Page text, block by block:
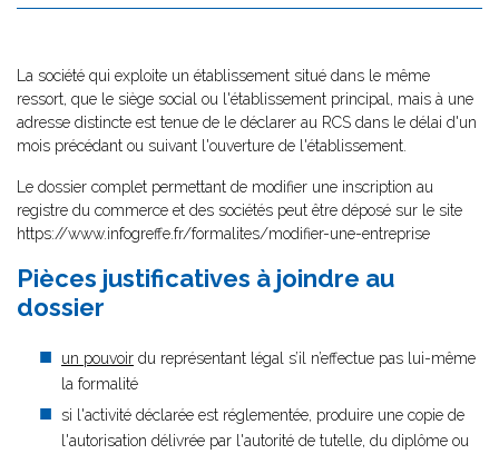
La société qui exploite un établissement situé dans le même
ressort, que le siège social ou l'établissement principal, mais à une
adresse distincte est tenue de le déclarer au RCS dans le délai d'un
mois précédant ou suivant l'ouverture de l'établissement.
Le dossier complet permettant de modifier une inscription au
registre du commerce et des sociétés peut être déposé sur le site
https://www.infogreffe.fr/formalites/modifier-une-entreprise
Pièces justificatives à joindre au
dossier
un pouvoir du représentant légal s’il n’effectue pas lui-même
la formalité
si l'activité déclarée est réglementée, produire une copie de
l'autorisation délivrée par l'autorité de tutelle, du diplôme ou